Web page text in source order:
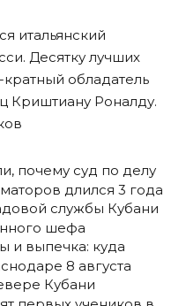
итальянский
Десятку лучших
кратный обладатель
Криштиану Роналду.
почему суд по делу
длился 3 года
службы Кубани
шефа
и выпечка: куда
8 августа
Кубани